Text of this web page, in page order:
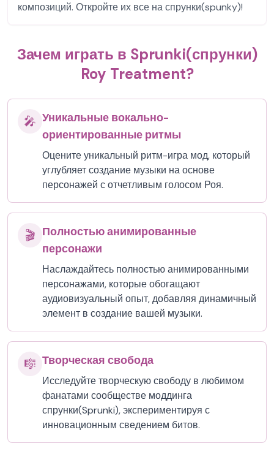
композиций. Откройте их все на спрунки(spunky)!
Зачем играть в Sprunki(спрунки)
Roy Treatment?
🎤 Уникальные вокально-
ориентированные ритмы
Оцените уникальный ритм-игра мод, который
углубляет создание музыки на основе
персонажей с отчетливым голосом Роя.
🎬 Полностью анимированные
персонажи
Наслаждайтесь полностью анимированными
персонажами, которые обогащают
аудиовизуальный опыт, добавляя динамичный
элемент в создание вашей музыки.
🎼 Творческая свобода
Исследуйте творческую свободу в любимом
фанатами сообществе моддинга
спрунки(Sprunki), экспериментируя с
инновационным сведением битов.